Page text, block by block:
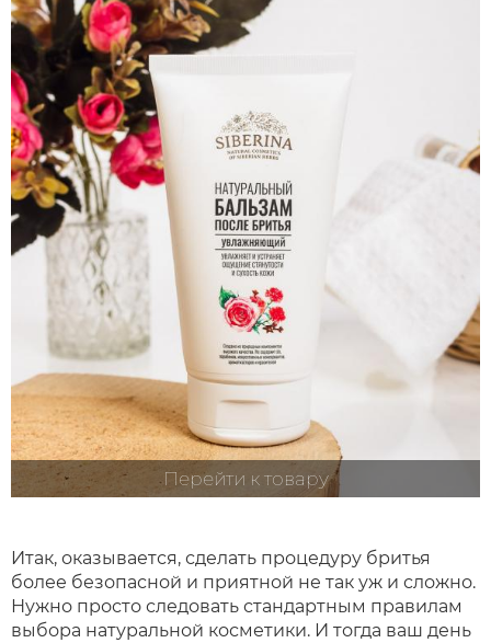
Перейти к товару
Итак, оказывается, сделать процедуру бритья
более безопасной и приятной не так уж и сложно.
Нужно просто следовать стандартным правилам
выбора натуральной косметики. И тогда ваш день